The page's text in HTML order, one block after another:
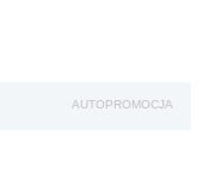
AUTOPROMOCJA